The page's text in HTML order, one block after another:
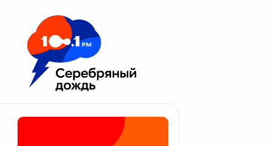
Москва 100.1 FM
Апатиты